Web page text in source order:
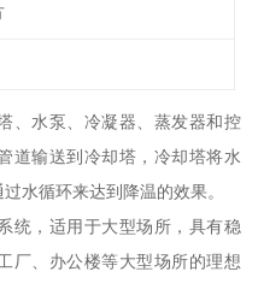
、水泵、冷凝器、蒸发器和控
道输送到冷却塔，冷却塔将水
水循环来达到降温的效果。
统，适用于大型场所，具有稳
厂、办公楼等大型场所的理想